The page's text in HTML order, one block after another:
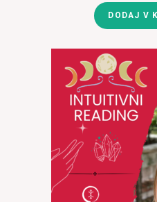
DODAJ V